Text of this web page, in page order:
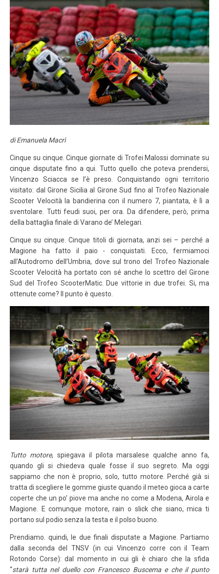
LOGIN
ISCRIVITI ALLA GARA
CALENDARIO
NEWS
BLOG
MALOSSI RACING ACADEMY
VELOCE EROI NEL VENTO
CLASSIFICHE
CONTATTI
di Emanuela Macrì
Cinque su cinque. Cinque giornate di Trofei Malossi dominate su
cinque disputate fino a qui. Tutto quello che poteva prendersi,
Vincenzo Sciacca se l’è preso. Conquistando ogni territorio
visitato: dal Girone Sicilia al Girone Sud fino al Trofeo Nazionale
Scooter Velocità la bandierina con il numero 7, piantata, è lì a
sventolare. Tutti feudi suoi, per ora. Da difendere, però, prima
della battaglia finale di Varano de’ Melegari.
Cinque su cinque. Cinque titoli di giornata, anzi sei – perché a
Magione ha fatto il paio - conquistati. Ecco, fermiamoci
all’Autodromo dell’Umbria, dove sul trono del Trofeo Nazionale
Scooter Velocità ha portato con sé anche lo scettro del Girone
Sud del Trofeo ScooterMatic. Due vittorie in due trofei. Si, ma
ottenute come? Il punto è questo.
Tutto motore, spiegava il pilota marsalese qualche anno fa,
quando gli si chiedeva quale fosse il suo segreto. Ma oggi
sappiamo che non è proprio, solo, tutto motore. Perché già si
tratta di scegliere le gomme giuste quando il meteo gioca a carte
coperte che un po’ piove ma anche no come a Modena, Airola e
Magione. E comunque motore, rain o slick che siano, mica ti
portano sul podio senza la testa e il polso buono.
Prendiamo. quindi, le due finali disputate a Magione. Partiamo
dalla seconda del TNSV (in cui Vincenzo corre con il Team
Rotondo Corse): dal momento in cui gli è chiaro che la sfida
“starà tutta nel duello con Francesco Buscema e che il punto